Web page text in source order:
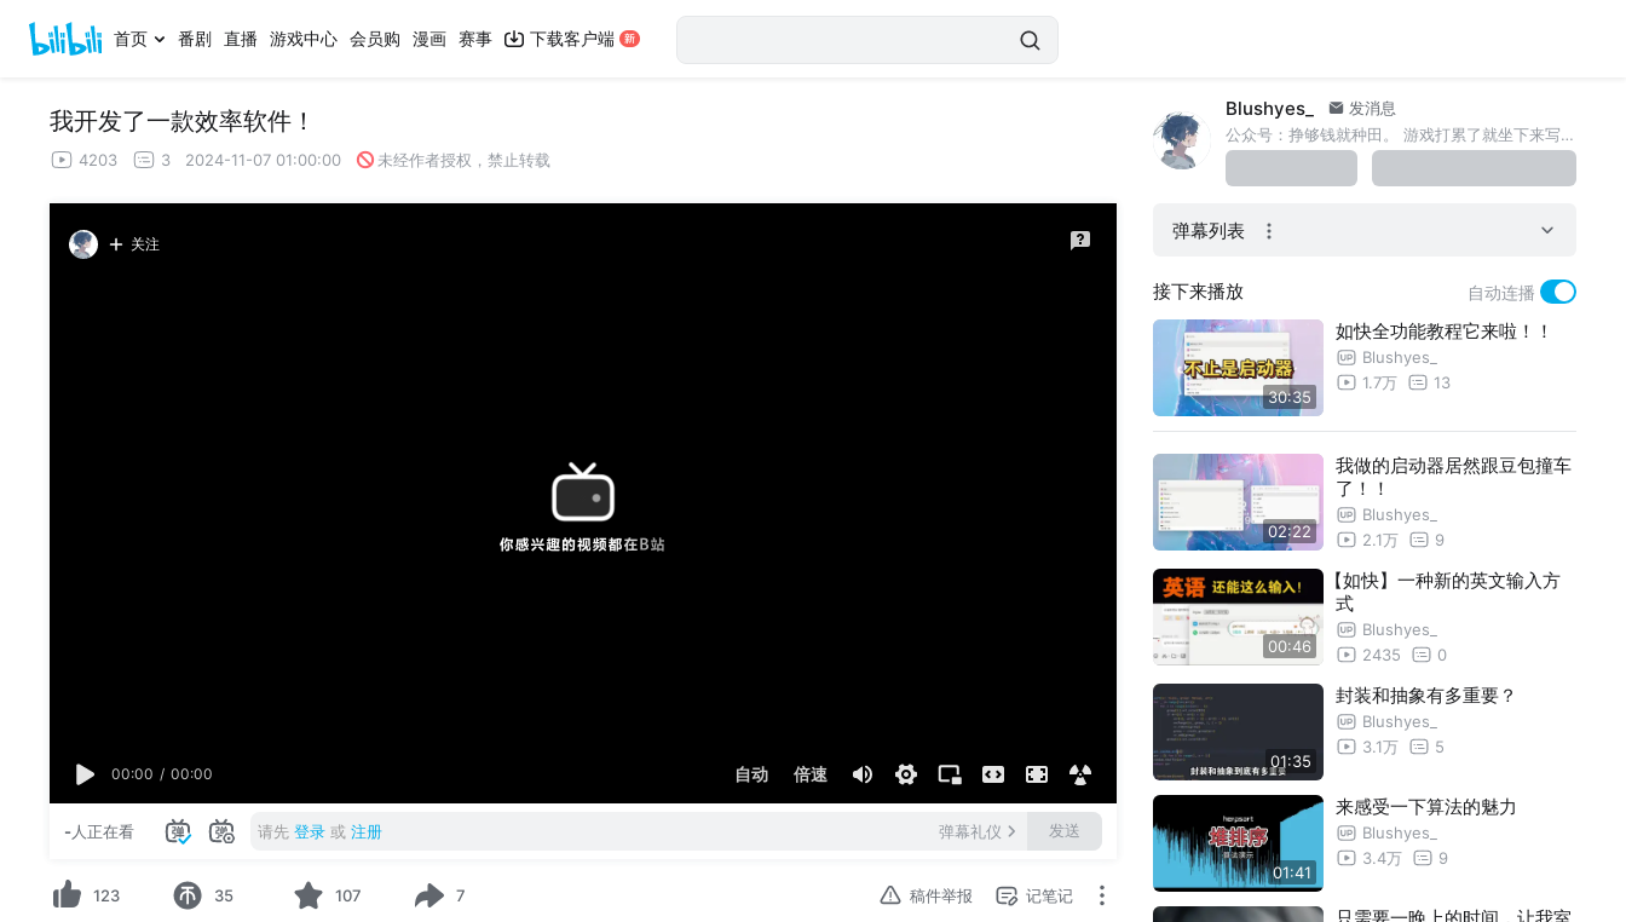
首页 番剧 直播 游戏中心 会员购 漫画 赛事 下载客户端
我开发了一款效率软件！
4203 3 2024-11-07 01:00:00 未经作者授权，禁止转载
关注
00:00 / 00:00 自动 倍速
-人正在看 请先 登录 或 注册 弹幕礼仪 发送
123 35 107 7 稿件举报 记笔记
Blushyes_
发消息
公众号：挣够钱就种田。 游戏打累了就坐下来写会代码~
弹幕列表
接下来播放 自动连播
30:35
如快全功能教程它来啦！！
Blushyes_
1.7万
13
02:22
我做的启动器居然跟豆包撞车
了！！
Blushyes_
2.1万
9
00:46
【如快】一种新的英文输入方
式
Blushyes_
2435
0
01:35
封装和抽象有多重要？
Blushyes_
3.1万
5
01:41
来感受一下算法的魅力
Blushyes_
3.4万
9